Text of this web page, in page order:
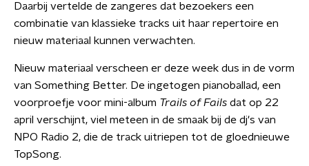
Daarbij vertelde de zangeres dat bezoekers een
combinatie van klassieke tracks uit haar repertoire en
nieuw materiaal kunnen verwachten.
Nieuw materiaal verscheen er deze week dus in de vorm
van Something Better. De ingetogen pianoballad, een
voorproefje voor mini-album Trails of Fails dat op 22
april verschijnt, viel meteen in de smaak bij de dj's van
NPO Radio 2, die de track uitriepen tot de gloednieuwe
TopSong.